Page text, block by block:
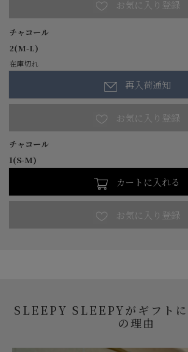
チャコール
2(M-L)
在庫切れ
再入荷通知
チャコール
1(S-M)
カートに入れる
SLEEPY SLEEPYがギフト
の理由